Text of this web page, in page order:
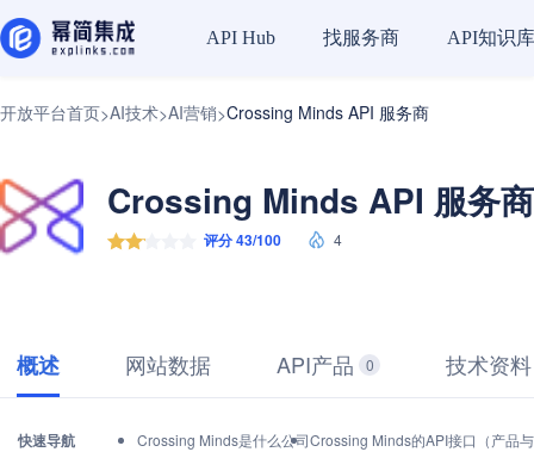
API Hub 找服务商 API知识库
开放平台首页>AI技术>AI营销>Crossing Minds API 服务商
Crossing Minds API 服务商
评分 43/100 4
概述 网站数据 API产品 0 技术资料
快速导航 Crossing Minds是什么公司Crossing Minds的API接口（产品